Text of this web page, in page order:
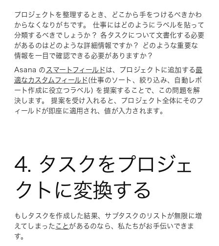
プロジェクトを整理するとき、どこから手をつけるべきかわ
からなくなりがちです。 仕事にはどのようにラベルを貼って
分類するべきでしょうか？ 各タスクについて文書化する必要
があるのはどのような詳細情報ですか？ どのような重要な
情報を一目で確認できる必要がありますか？
Asana の スマートフィールド は、プロジェクトに追加する最
適なカスタムフィールド (仕事のソート、絞り込み、自動レポ
ート作成に役立つラベル) を提案することで、この問題を解
決します。 提案を受け入れると、プロジェクト全体にそのフ
ィールドが即座に適用され、値が入力されます。
4. タスクをプロジェ
クトに変換する
もしタスクを作成した結果、サブタスクのリストが無限に増
えてしまった こと があるのなら、私たちがお手伝いできま
す。